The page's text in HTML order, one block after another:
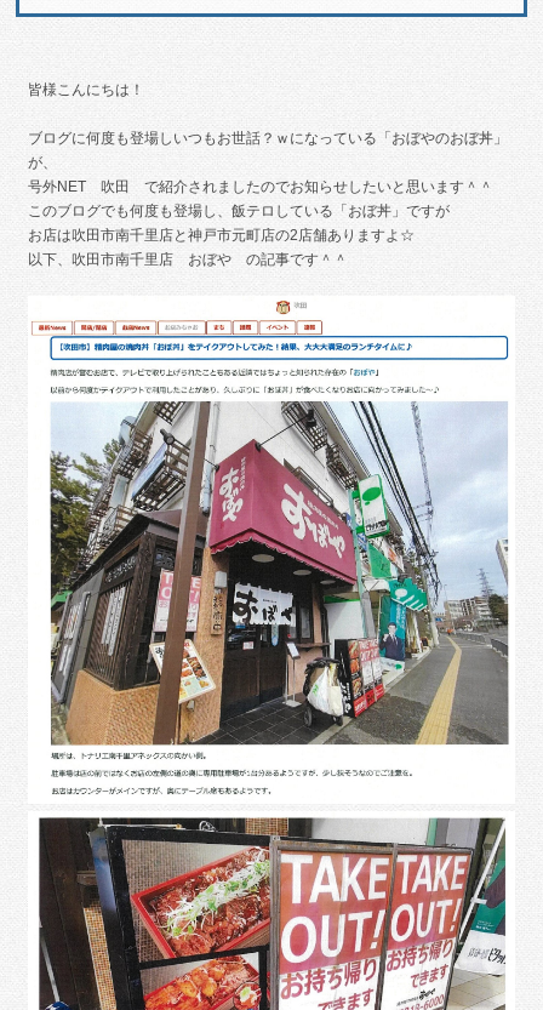
皆様こんにちは！
ブログに何度も登場しいつもお世話？ｗになっている「おぼやのおぼ丼」
が、
号外NET 吹田 で紹介されましたのでお知らせしたいと思います＾＾
このブログでも何度も登場し、飯テロしている「おぼ丼」ですが
お店は吹田市南千里店と神戸市元町店の2店舗ありますよ☆
以下、吹田市南千里店 おぼや の記事です＾＾